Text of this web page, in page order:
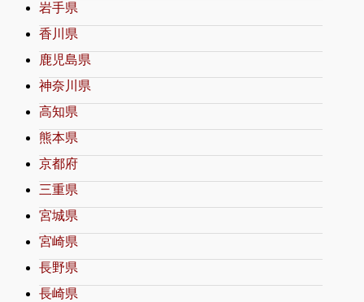
岩手県
香川県
鹿児島県
神奈川県
高知県
熊本県
京都府
三重県
宮城県
宮崎県
長野県
長崎県